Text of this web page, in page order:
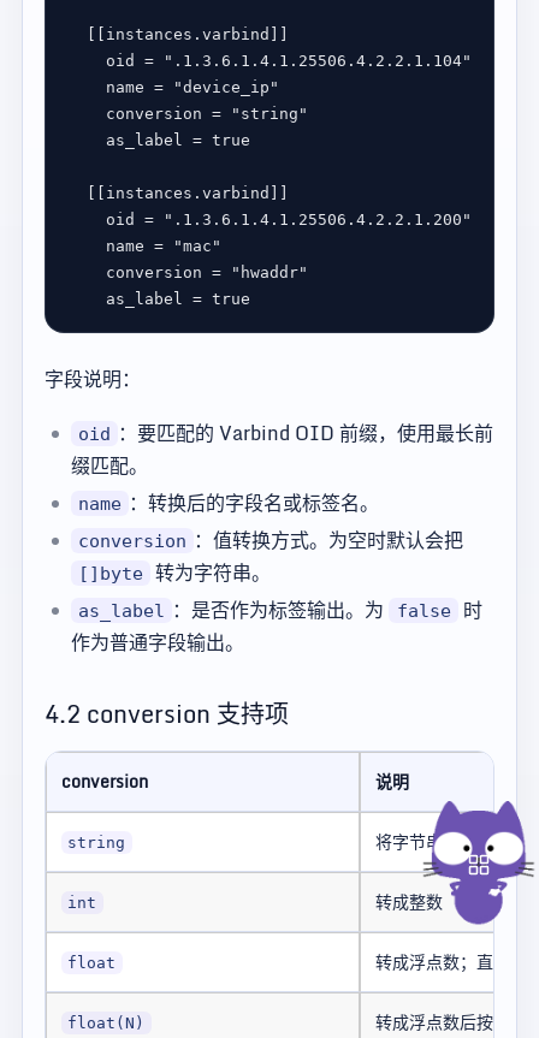
instances . varbind
oid
=
".1.3.6.1.4.1.25506.4.2.2.1.104"
name =
"device_ip"
conversion =
"string"
as_label = true
instances . varbind
oid
=
".1.3.6.1.4.1.25506.4.2.2.1.200"
name =
"mac"
conversion =
"hwaddr"
as_label = true
字段说明：
oid ：要匹配的 Varbind OID 前缀，使用最长前
缀匹配。
name ：转换后的字段名或标签名。
conversion ：值转换方式。为空时默认会把
[]byte 转为字符串。
as_label ：是否作为标签输出。为 false
时
作为普通字段输出。
4.2 conversion 支持项
conversion 说明
string 将字节串或其他值
int 转成整数
float 转成浮点数；直接解
float(N) 转成浮点数后按